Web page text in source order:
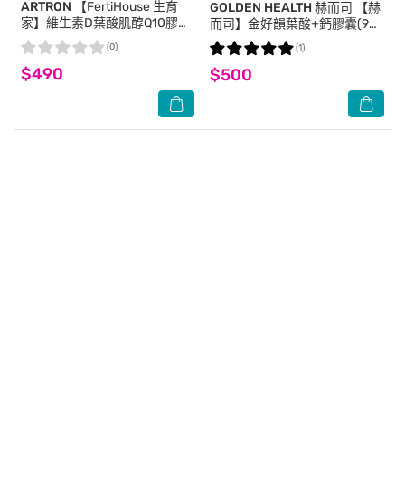
ARTRON 【FertiHouse 生育
家】維生素D葉酸肌醇Q10膠囊
(30顆/1月份)
$490
(0)
GOLDEN HEALTH 赫而司
【赫
而司】金好韻葉酸+鈣膠囊(90
顆*1罐)孕前補養配方高單位葉
酸599mcg+鈣132mg
$500
(1)